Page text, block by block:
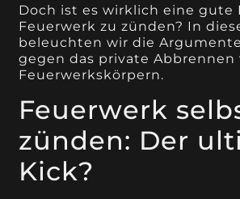
Doch ist es wirklich eine gute
Feuerwerk zu zünden? In
beleuchten wir die
gegen das private Abbrennen
Feuerwerkskörpern.
Feuerwerk
zünden: Der
Kick?